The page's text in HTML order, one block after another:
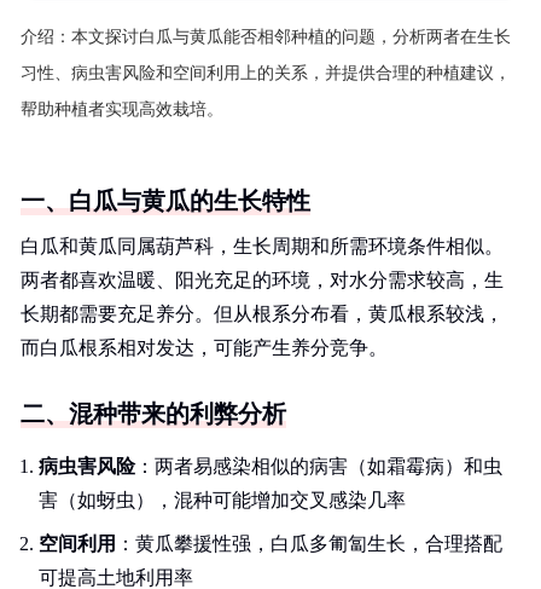
介绍： 本文探讨白瓜与黄瓜能否相邻种植的问题，分析两者在生长
习性、病虫害风险和空间利用上的关系，并提供合理的种植建议，
帮助种植者实现高效栽培。
一、白瓜与黄瓜的生长特性
白瓜和黄瓜同属葫芦科，生长周期和所需环境条件相似。
两者都喜欢温暖、阳光充足的环境，对水分需求较高，生
长期都需要充足养分。但从根系分布看，黄瓜根系较浅，
而白瓜根系相对发达，可能产生养分竞争。
二、混种带来的利弊分析
病虫害风险：两者易感染相似的病害（如霜霉病）和虫
害（如蚜虫），混种可能增加交叉感染几率
空间利用 ：黄瓜攀援性强，白瓜多匍匐生长，合理搭配
可提高土地利用率